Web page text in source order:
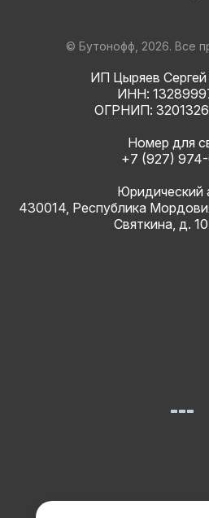
© Бутонофф, 2026. Все
ИП Цыряев Сергей
ИНН:
ОГРНИП:
Номер для
+7 (927)
Юридический
430014, Республика
Святкина, д.